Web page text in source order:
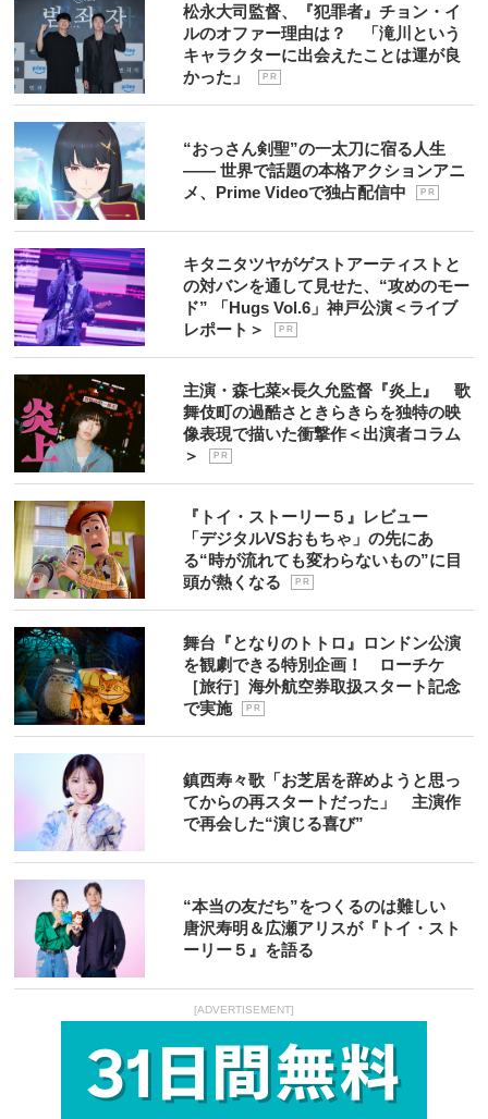
松永大司監督、『犯罪者』チョン・イ
ルのオファー理由は？ 「滝川という
キャラクターに出会えたことは運が良
かった」
P R
“おっさん剣聖”の一太刀に宿る人生
―― 世界で話題の本格アクションアニ
メ、Prime Videoで独占配信中
P R
キタニタツヤがゲストアーティストと
の対バンを通して見せた、“攻めのモー
ド” 「Hugs Vol.6」神戸公演＜ライブ
レポート＞
P R
主演・森七菜×長久允監督『炎上』 歌
舞伎町の過酷さときらきらを独特の映
像表現で描いた衝撃作＜出演者コラム
＞
P R
『トイ・ストーリー５』レビュー
「デジタルVSおもちゃ」の先にあ
る“時が流れても変わらないもの”に目
頭が熱くなる
P R
舞台『となりのトトロ』ロンドン公演
を観劇できる特別企画！ ローチケ
［旅行］海外航空券取扱スタート記念
で実施
P R
鎮西寿々歌「お芝居を辞めようと思っ
てからの再スタートだった」 主演作
で再会した“演じる喜び”
“本当の友だち”をつくるのは難しい
唐沢寿明＆広瀬アリスが『トイ・スト
ーリー５』を語る
[ADVERTISEMENT]